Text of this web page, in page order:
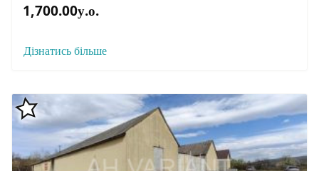
1,700.00у.о.
Дізнатись більше